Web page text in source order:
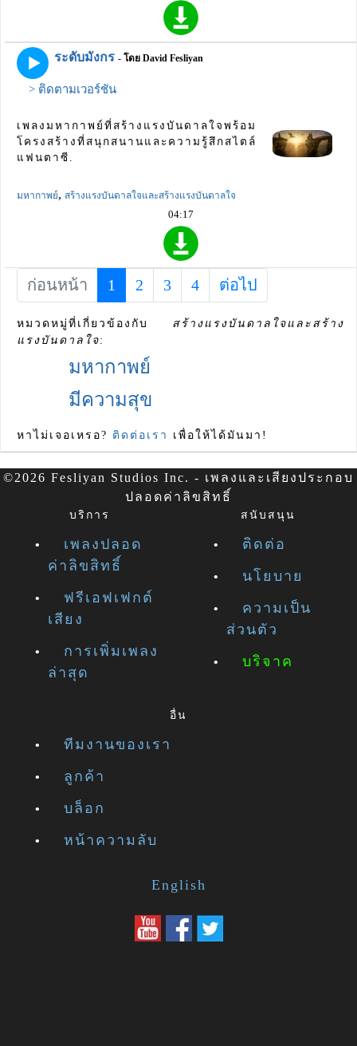
ระดับมังกร - โดย David Fesliyan
> ติดตามเวอร์ชัน
เพลงมหากาพย์ที่สร้างแรงบันดาลใจพร้อม
โครงสร้างที่สนุกสนานและความรู้สึกสไตล์
แฟนตาซี.
มหากาพย์, สร้างแรงบันดาลใจและสร้างแรงบันดาลใจ
04:17
ก่อนหน้า 1 (current)
2 3 4 ต่อไป
หมวดหมู่ที่เกี่ยวข้องกับ สร้างแรงบันดาลใจและสร้าง
แรงบันดาลใจ:
มหากาพย์
มีความสุข
หาไม่เจอเหรอ? ติดต่อเรา เพื่อให้ได้มันมา!
©2026 Fesliyan Studios Inc. - เพลงและเสียงประกอบ
ปลอดค่าลิขสิทธิ์
บริการ
เพลงปลอด
ค่าลิขสิทธิ์
ฟรีเอฟเฟกต์
เสียง
การเพิ่มเพลง
ล่าสุด
สนับสนุน
ติดต่อ
นโยบาย
ความเป็น
ส่วนตัว
บริจาค
อื่น
ทีมงานของเรา
ลูกค้า
บล็อก
หน้าความลับ
English